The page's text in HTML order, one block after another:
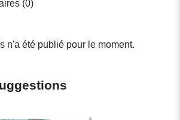
(0)
n'a été publié pour le moment.